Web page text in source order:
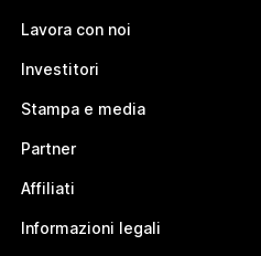
Lavora con noi
Investitori
Stampa e media
Partner
Affiliati
Informazioni legali